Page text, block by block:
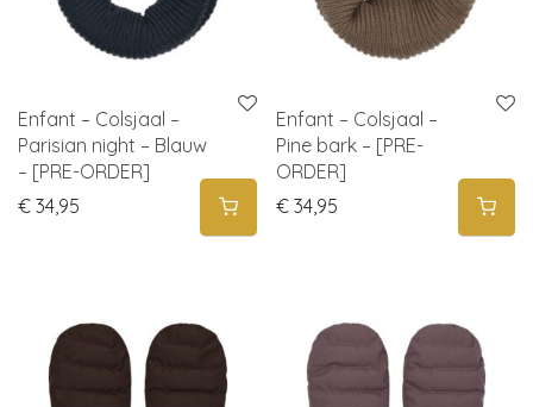
Enfant – Colsjaal –
Parisian night – Blauw
– [PRE-ORDER]
€ 34,95
Enfant – Colsjaal –
Pine bark – [PRE-
ORDER]
€ 34,95